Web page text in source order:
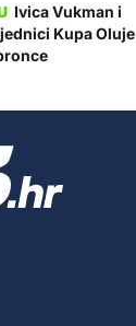
Ivica Vukman i
Kupa Oluje